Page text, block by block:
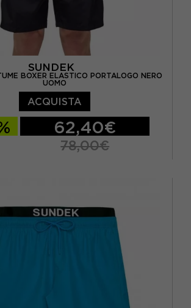
SUNDEK
BOXER ELASTICO PORTALOGO NERO
UOMO
ACQUISTA
62,40€
78,00€